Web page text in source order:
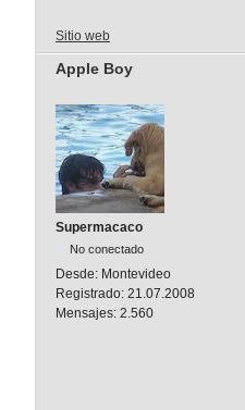
Sitio web
Apple Boy
Supermacaco
No conectado
Desde: Montevideo
Registrado: 21.07.2008
Mensajes: 2.560